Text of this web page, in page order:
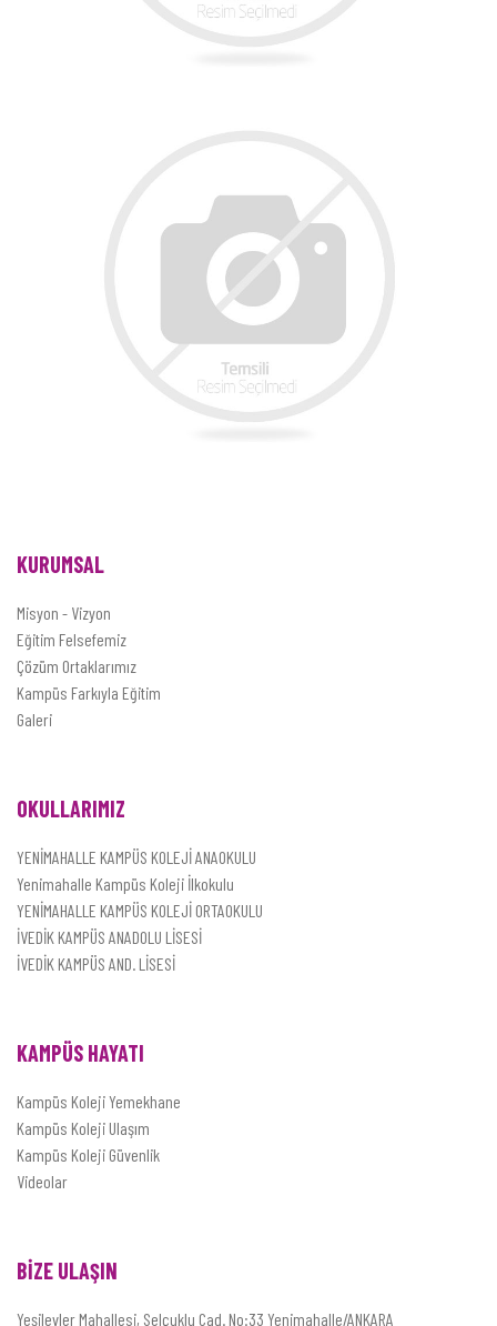
KURUMSAL
Misyon - Vizyon
Eğitim Felsefemiz
Çözüm Ortaklarımız
Kampüs Farkıyla Eğitim
Galeri
OKULLARIMIZ
YENİMAHALLE KAMPÜS KOLEJİ ANAOKULU
Yenimahalle Kampüs Koleji İlkokulu
YENİMAHALLE KAMPÜS KOLEJİ ORTAOKULU
İVEDİK KAMPÜS ANADOLU LİSESİ
İVEDİK KAMPÜS AND. LİSESİ
KAMPÜS HAYATI
Kampüs Koleji Yemekhane
Kampüs Koleji Ulaşım
Kampüs Koleji Güvenlik
Videolar
BİZE ULAŞIN
Yeşilevler Mahallesi, Selçuklu Cad. No:33 Yenimahalle/ANKARA